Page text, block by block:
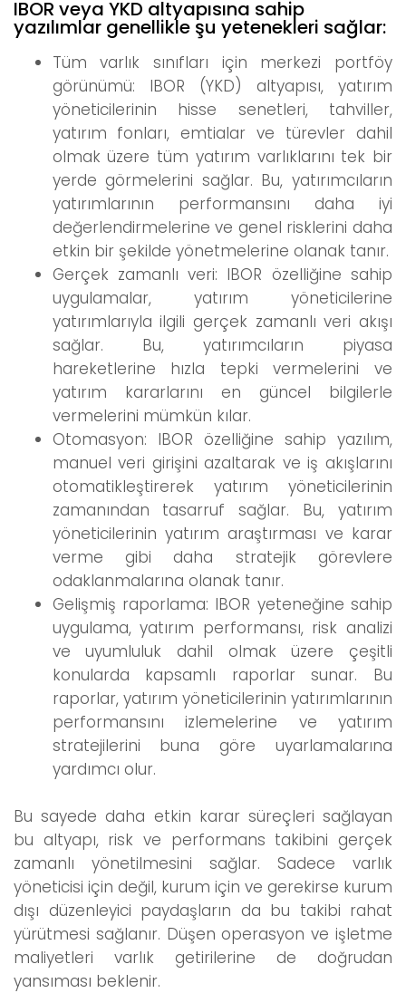
IBOR veya YKD altyapısına sahip
yazılımlar genellikle şu yetenekleri sağlar:
Tüm varlık sınıfları için merkezi portföy
görünümü: IBOR (YKD) altyapısı, yatırım
yöneticilerinin hisse senetleri, tahviller,
yatırım fonları, emtialar ve türevler dahil
olmak üzere tüm yatırım varlıklarını tek bir
yerde görmelerini sağlar. Bu, yatırımcıların
yatırımlarının performansını daha iyi
değerlendirmelerine ve genel risklerini daha
etkin bir şekilde yönetmelerine olanak tanır.
Gerçek zamanlı veri: IBOR özelliğine sahip
uygulamalar, yatırım yöneticilerine
yatırımlarıyla ilgili gerçek zamanlı veri akışı
sağlar. Bu, yatırımcıların piyasa
hareketlerine hızla tepki vermelerini ve
yatırım kararlarını en güncel bilgilerle
vermelerini mümkün kılar.
Otomasyon: IBOR özelliğine sahip yazılım,
manuel veri girişini azaltarak ve iş akışlarını
otomatikleştirerek yatırım yöneticilerinin
zamanından tasarruf sağlar. Bu, yatırım
yöneticilerinin yatırım araştırması ve karar
verme gibi daha stratejik görevlere
odaklanmalarına olanak tanır.
Gelişmiş raporlama: IBOR yeteneğine sahip
uygulama, yatırım performansı, risk analizi
ve uyumluluk dahil olmak üzere çeşitli
konularda kapsamlı raporlar sunar. Bu
raporlar, yatırım yöneticilerinin yatırımlarının
performansını izlemelerine ve yatırım
stratejilerini buna göre uyarlamalarına
yardımcı olur.
Bu sayede daha etkin karar süreçleri sağlayan
bu altyapı, risk ve performans takibini gerçek
zamanlı yönetilmesini sağlar. Sadece varlık
yöneticisi için değil, kurum için ve gerekirse kurum
dışı düzenleyici paydaşların da bu takibi rahat
yürütmesi sağlanır. Düşen operasyon ve işletme
maliyetleri varlık getirilerine de doğrudan
yansıması beklenir.